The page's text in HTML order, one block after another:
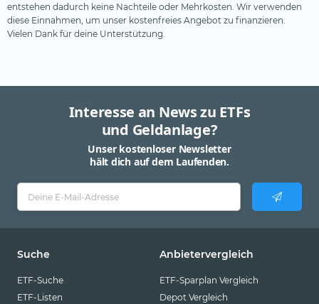
entstehen dadurch keine Nachteile oder Mehrkosten. Wir verwenden
diese Einnahmen, um unser kostenfreies Angebot zu finanzieren.
Vielen Dank für deine Unterstützung.
Interesse an News zu ETFs
und Geldanlage?
Unser kostenloser Newsletter
hält dich auf dem Laufenden.
Suche
ETF-Suche
ETF-Listen
Anbietervergleich
ETF-Sparplan Vergleich
Depot Vergleich